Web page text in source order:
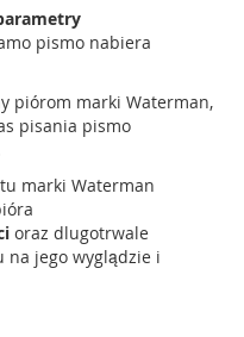
pismo nabiera
piórom marki Waterman,
pisania pismo
marki Waterman
oraz dlugotrwale
na jego wyglądzie i